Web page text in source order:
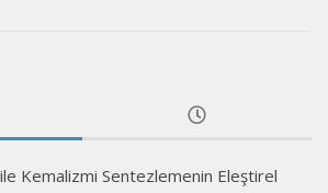
Kemalizmi Sentezlemenin Eleştirel